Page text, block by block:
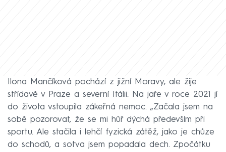
Ilona Mančíková pochází z jižní Moravy, ale žije
střídavě v Praze a severní Itálii. Na jaře v roce 2021 jí
do života vstoupila zákeřná nemoc. „Začala jsem na
sobě pozorovat, že se mi hůř dýchá především při
sportu. Ale stačila i lehčí fyzická zátěž, jako je chůze
do schodů, a sotva jsem popadala dech. Zpočátku